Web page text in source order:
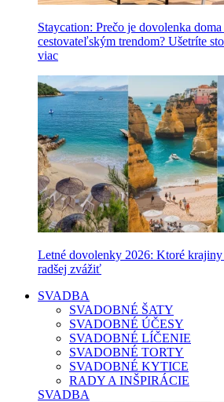
Staycation: Prečo je dovolenka
cestovateľským trendom? Ušetríte
viac
Letné dovolenky 2026: Ktoré krajiny
radšej zvážiť
SVADBA
SVADOBNÉ ŠATY
SVADOBNÉ ÚČESY
SVADOBNÉ LÍČENIE
SVADOBNÉ TORTY
SVADOBNÉ KYTICE
RADY A INŠPIRÁCIE
SVADBA